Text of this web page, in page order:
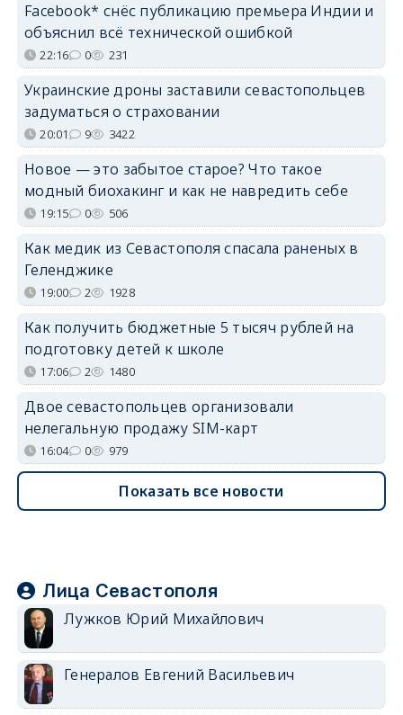
Facebook* снёс публикацию премьера Индии и
объяснил всё технической ошибкой
22:16 0 231
Украинские дроны заставили севастопольцев
задуматься о страховании
20:01 9 3422
Новое — это забытое старое? Что такое
модный биохакинг и как не навредить себе
19:15 0 506
Как медик из Севастополя спасала раненых в
Геленджике
19:00 2 1928
Как получить бюджетные 5 тысяч рублей на
подготовку детей к школе
17:06 2 1480
Двое севастопольцев организовали
нелегальную продажу SIM-карт
16:04 0 979
Показать все новости
Лица Севастополя
Лужков Юрий Михайлович
Генералов Евгений Васильевич